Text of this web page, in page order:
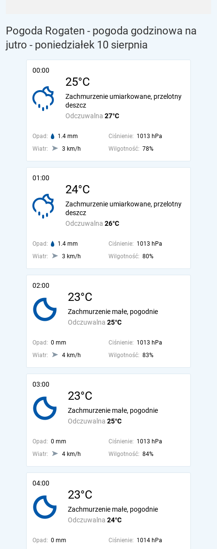
Pogoda Rogaten - pogoda godzinowa na
jutro - poniedziałek 10 sierpnia
00:00
25°C
Odczuwalna 27°C
Zachmurzenie umiarkowane, przelotny
deszcz
Opad: 1.4 mm Ciśnienie: 1013 hPa
Wiatr:
3 km/h Wilgotność: 78%
01:00
24°C
Odczuwalna 26°C
Zachmurzenie umiarkowane, przelotny
deszcz
Opad: 1.4 mm Ciśnienie: 1013 hPa
Wiatr:
3 km/h Wilgotność: 80%
02:00
23°C
Odczuwalna 25°C
Zachmurzenie małe, pogodnie
Opad: 0 mm Ciśnienie: 1013 hPa
Wiatr:
4 km/h Wilgotność: 83%
03:00
23°C
Odczuwalna 25°C
Zachmurzenie małe, pogodnie
Opad: 0 mm Ciśnienie: 1013 hPa
Wiatr:
4 km/h Wilgotność: 84%
04:00
23°C
Odczuwalna 24°C
Zachmurzenie małe, pogodnie
Opad: 0 mm Ciśnienie: 1014 hPa